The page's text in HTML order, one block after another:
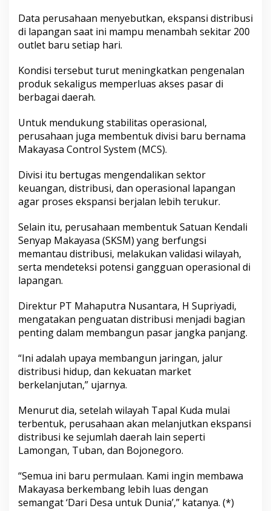
Data perusahaan menyebutkan, ekspansi distribusi
di lapangan saat ini mampu menambah sekitar 200
outlet baru setiap hari.
Kondisi tersebut turut meningkatkan pengenalan
produk sekaligus memperluas akses pasar di
berbagai daerah.
Untuk mendukung stabilitas operasional,
perusahaan juga membentuk divisi baru bernama
Makayasa Control System (MCS).
Divisi itu bertugas mengendalikan sektor
keuangan, distribusi, dan operasional lapangan
agar proses ekspansi berjalan lebih terukur.
Selain itu, perusahaan membentuk Satuan Kendali
Senyap Makayasa (SKSM) yang berfungsi
memantau distribusi, melakukan validasi wilayah,
serta mendeteksi potensi gangguan operasional di
lapangan.
Direktur PT Mahaputra Nusantara, H Supriyadi,
mengatakan penguatan distribusi menjadi bagian
penting dalam membangun pasar jangka panjang.
“Ini adalah upaya membangun jaringan, jalur
distribusi hidup, dan kekuatan market
berkelanjutan,” ujarnya.
Menurut dia, setelah wilayah Tapal Kuda mulai
terbentuk, perusahaan akan melanjutkan ekspansi
distribusi ke sejumlah daerah lain seperti
Lamongan, Tuban, dan Bojonegoro.
“Semua ini baru permulaan. Kami ingin membawa
Makayasa berkembang lebih luas dengan
semangat ‘Dari Desa untuk Dunia’,” katanya. (*)